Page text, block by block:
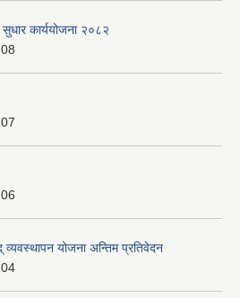
सुधार कार्ययोजना २०८२
व्यवस्थापन योजना अन्तिम प्रतिवेदन